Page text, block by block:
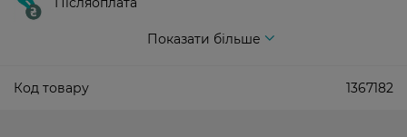
Показати більше
Код товару 1367182